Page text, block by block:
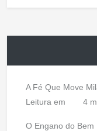
A Fé Que Move
Leitura em
4
O Engano do Bem